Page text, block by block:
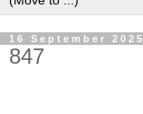
16 September 2025
847